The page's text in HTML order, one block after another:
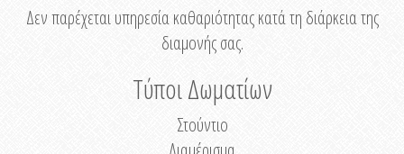
Δεν παρέχεται υπηρεσία καθαριότητας κατά τη διάρκεια της
διαμονής σας.
Τύποι Δωματίων
Στούντιο